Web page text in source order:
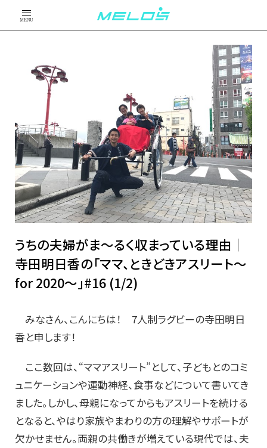
MENU
うちの夫婦がま〜るく収まっている理由│
寺田明日香の「ママ、ときどきアスリート～
for 2020～」#16 (1/2)
みなさん、こんにちは！ 7人制ラグビーの寺田明日
香と申します！
ここ数回は、“ママアスリート”として、子どもとのコミ
ュニケーションや運動神経、食事などについて書いてき
ました。しかし、母親になってからもアスリートを続ける
となると、やはり家族やまわりの方の理解やサポートが
欠かせません。両親の共働きが増えている現代では、夫